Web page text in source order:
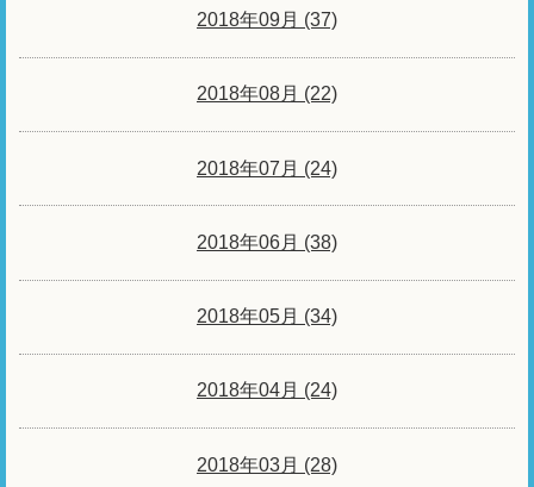
2018年09月 (37)
2018年08月 (22)
2018年07月 (24)
2018年06月 (38)
2018年05月 (34)
2018年04月 (24)
2018年03月 (28)